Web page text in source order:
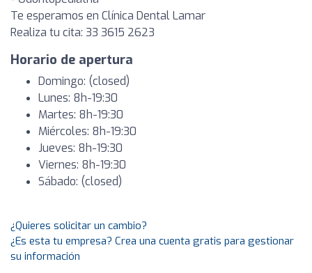
Te esperamos en Clínica Dental Lamar
Realiza tu cita: 33 3615 2623
Horario de apertura
Domingo: (closed)
Lunes: 8h-19:30
Martes: 8h-19:30
Miércoles: 8h-19:30
Jueves: 8h-19:30
Viernes: 8h-19:30
Sábado: (closed)
¿Quieres solicitar un cambio?
¿Es esta tu empresa? Crea una cuenta gratis para gestionar
su información